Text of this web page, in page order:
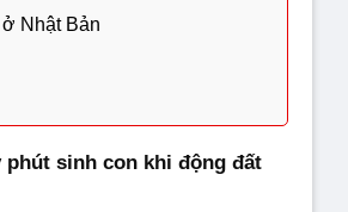
Nhật Bản
phút sinh con khi động đất